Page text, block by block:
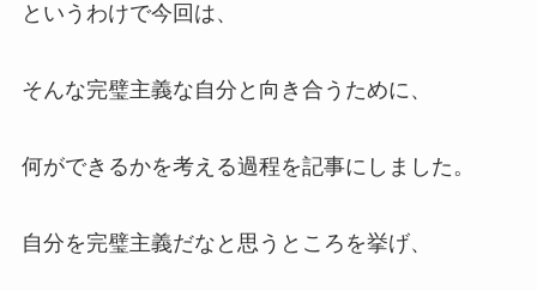
というわけで今回は、
そんな完璧主義な自分と向き合うために、
何ができるかを考える過程を記事にしました。
自分を完璧主義だなと思うところを挙げ、